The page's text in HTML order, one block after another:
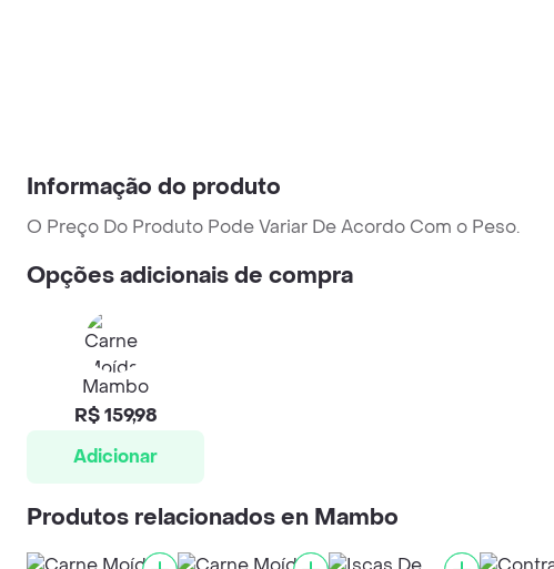
Informação do produto
O Preço Do Produto Pode Variar De Acordo Com o Peso.
Opções adicionais de compra
Mambo
R$ 159,98
Adicionar
Produtos relacionados en Mambo